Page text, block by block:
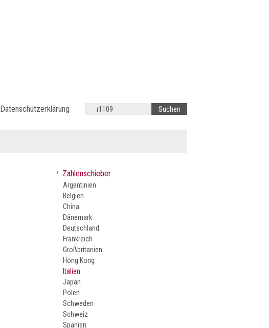
Datenschutzerklärung
› Zahlenschieber
Argentinien
Belgien
China
Dänemark
Deutschland
Frankreich
Großbritanien
Hong Kong
Italien
Japan
Polen
Schweden
Schweiz
Spanien